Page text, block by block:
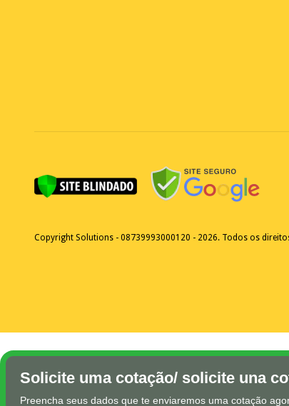
Copyright Solutions - 08739993000120 - 2026. Todos os
Solicite uma cotação/ solicite una
Preencha seus dados que te enviaremos uma cotação